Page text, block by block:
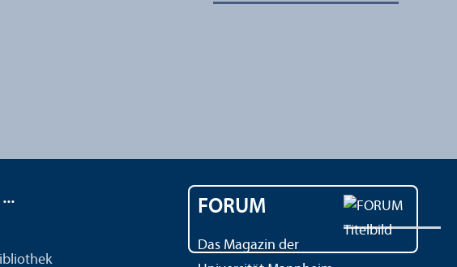
FORUM
Das Magazin der